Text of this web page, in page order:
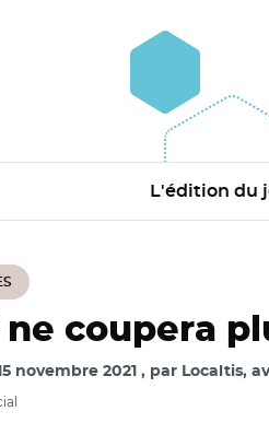
L'édition du
ne coupera
novembre 2021 par Localtis,